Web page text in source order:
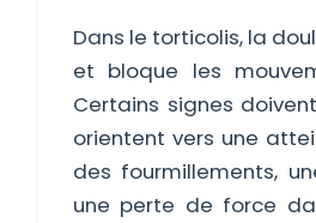
Dans le torticolis, la
et bloque les
Certains signes
orientent vers une
des fourmillements,
une perte de force